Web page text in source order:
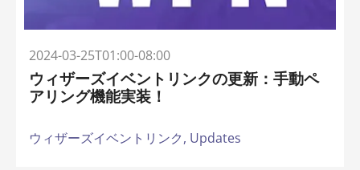
2024-03-25T01:00-08:00
ウィザーズイベントリンクの更新：手動ペ
アリング機能実装！
ウィザーズイベントリンク, Updates